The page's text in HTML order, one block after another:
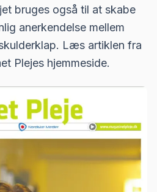
bruges også til at skabe
anerkendelse mellem
Læs artiklen fra
Plejes hjemmeside.